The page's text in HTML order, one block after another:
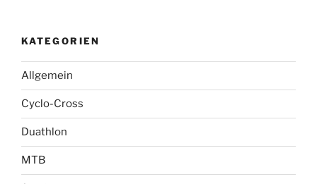
KATEGORIEN
Allgemein
Cyclo-Cross
Duathlon
MTB